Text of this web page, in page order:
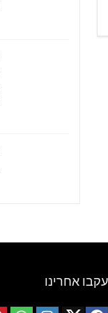
עקבו אחרינו